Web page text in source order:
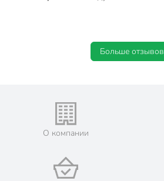
Больше отзывов
О компании